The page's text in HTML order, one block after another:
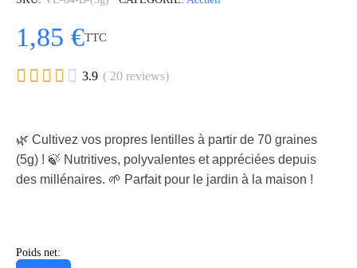
1,85 €TTC
     3.9 ( 20 reviews)
🌿 Cultivez vos propres lentilles à partir de 70 graines
(5g) ! 🍃 Nutritives, polyvalentes et appréciées depuis
des millénaires. 🌱 Parfait pour le jardin à la maison !
Poids net: